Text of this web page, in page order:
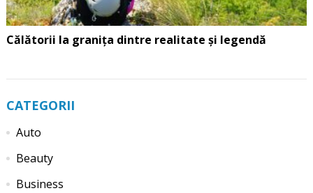
Călătorii la granița dintre realitate și legendă
CATEGORII
Auto
Beauty
Business